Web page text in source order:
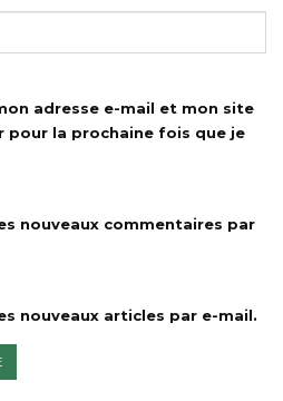
adresse e-mail et mon site
pour la prochaine fois que je
nouveaux commentaires par
nouveaux articles par e-mail.